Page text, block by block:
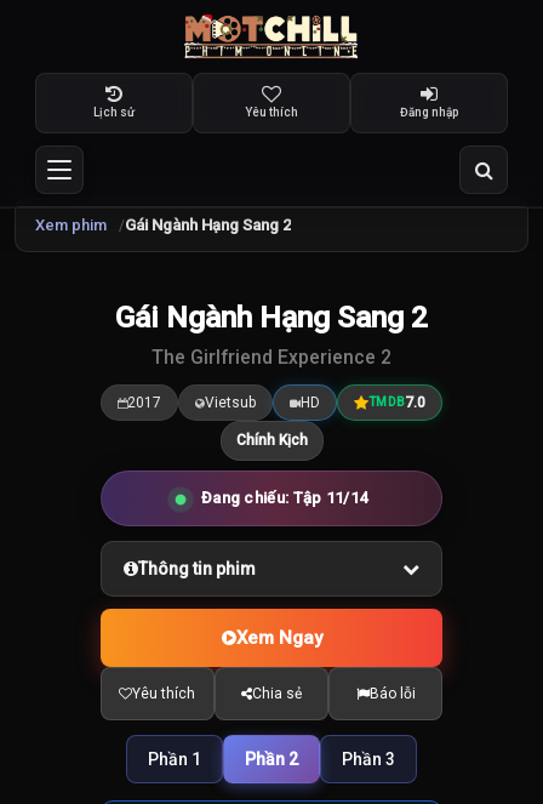
Lịch sử Yêu thích Đăng nhập
Xem phim Gái Ngành Hạng Sang 2
7.0 /10
Gái Ngành Hạng Sang 2
The Girlfriend Experience 2
2017 Vietsub HD TMDB7.0
Chính Kịch
Đang chiếu: Tập 11/14
Thông tin phim
Xem Ngay
Yêu thích Chia sẻ Báo lỗi
Phần 1 Phần 2 Phần 3